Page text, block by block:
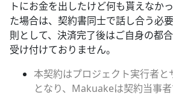
トにお金を出したけど何も貰えなか
た場合は、契約書同士で話し合う必
則として、決済完了後はご自身の都
受け付けておりません。
本契約はプロジェクト実行者と
となり、Makuakeは契約当事